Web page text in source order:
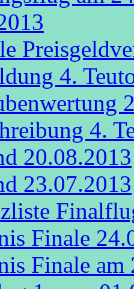
4.
4.
20.08.2013
23.07.2013
Finale
Finale am